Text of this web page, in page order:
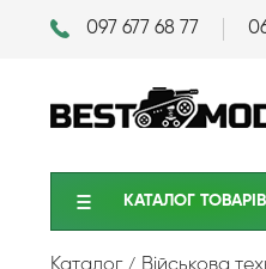
097 677 68 77
КАТАЛОГ ТОВАРIВ